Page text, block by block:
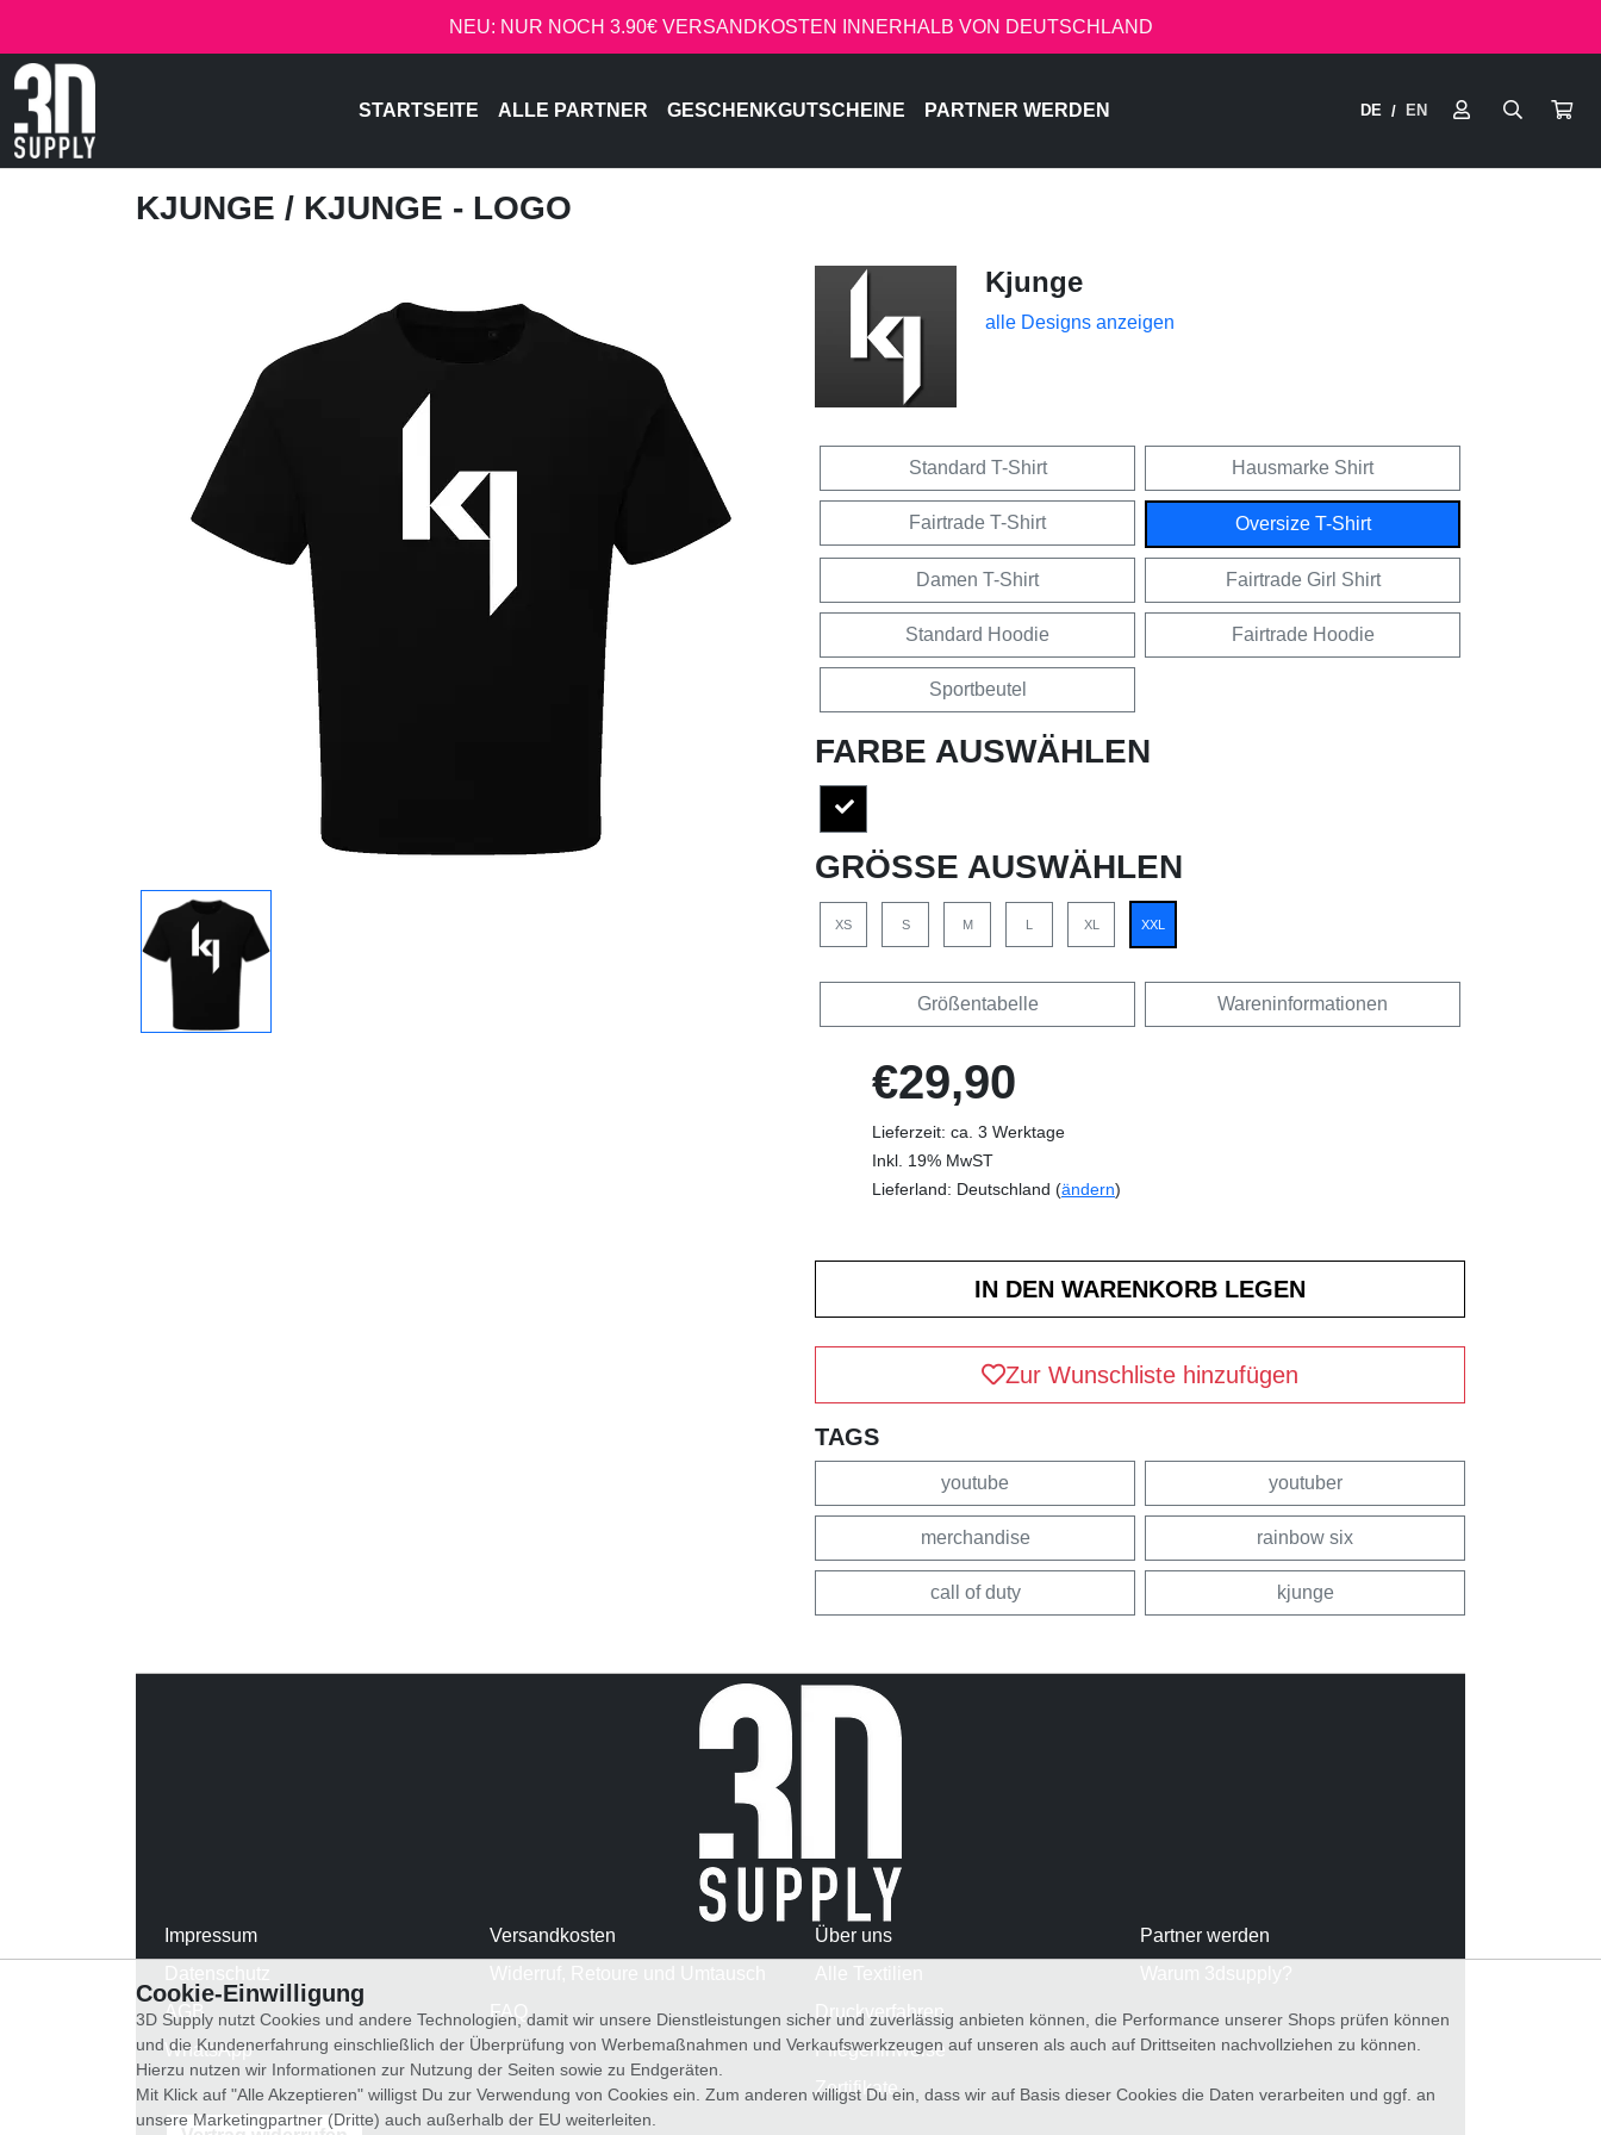
NEU: NUR NOCH 3.90€ VERSANDKOSTEN INNERHALB VON DEUTSCHLAND
STARTSEITE ALLE PARTNER GESCHENKGUTSCHEINE PARTNER WERDEN DE / EN
KJUNGE / KJUNGE - LOGO
Kjunge
alle Designs anzeigen
Standard T-Shirt Hausmarke Shirt
Fairtrade T-Shirt Oversize T-Shirt
Damen T-Shirt Fairtrade Girl Shirt
Standard Hoodie Fairtrade Hoodie
Sportbeutel
FARBE AUSWÄHLEN
GRÖSSE AUSWÄHLEN
XS S M L XL XXL
Größentabelle Wareninformationen
€29,90
Lieferzeit: ca. 3 Werktage
Inkl. 19% MwST
Lieferland: Deutschland (ändern)
Zur Wunschliste hinzufügen
TAGS
youtube youtuber
merchandise rainbow six
call of duty kjunge
Impressum
AGB
WhatsApp
Versandkosten
FAQ
Über uns
Druckverfahren
Pflegehinweise
Zertifikate
Partner werden
Cookie-Einwilligung
3D Supply nutzt Cookies und andere Technologien, damit wir unsere Dienstleistungen sicher und zuverlässig anbieten können, die Performance unserer Shops prüfen können
und die Kundenerfahrung einschließlich der Überprüfung von Werbemaßnahmen und Verkaufswerkzeugen auf unseren als auch auf Drittseiten nachvollziehen zu können.
Hierzu nutzen wir Informationen zur Nutzung der Seiten sowie zu Endgeräten.
Mit Klick auf "Alle Akzeptieren" willigst Du zur Verwendung von Cookies ein. Zum anderen willigst Du ein, dass wir auf Basis dieser Cookies die Daten verarbeiten und ggf. an
unsere Marketingpartner (Dritte) auch außerhalb der EU weiterleiten.